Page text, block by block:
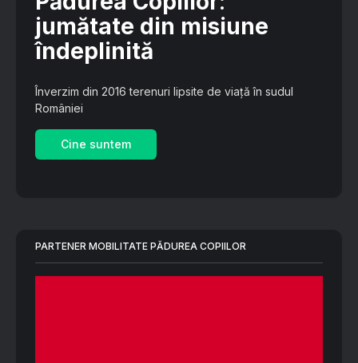
jumătate din misiune
îndeplinită
Înverzim din 2016 terenuri lipsite de viață în sudul
României
Cine suntem
PARTENER MOBILITATE PĂDUREA COPIILOR